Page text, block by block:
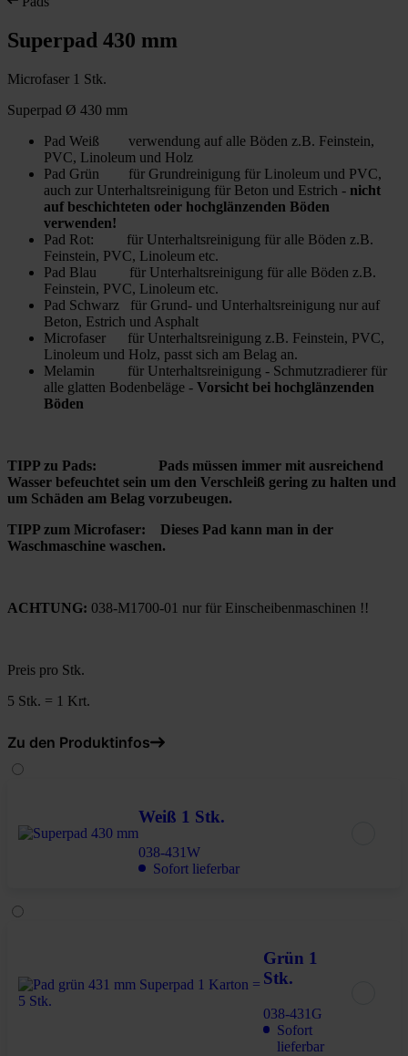
Superpad 430 mm
Microfaser 1 Stk.
Superpad Ø 430 mm
Pad Weiß verwendung auf alle Böden z.B. Feinstein,
PVC, Linoleum und Holz
Pad Grün für Grundreinigung für Linoleum und PVC,
auch zur Unterhaltsreinigung für Beton und Estrich - nicht
auf beschichteten oder hochglänzenden Böden
verwenden!
Pad Rot: für Unterhaltsreinigung für alle Böden z.B.
Feinstein, PVC, Linoleum etc.
Pad Blau für Unterhaltsreinigung für alle Böden z.B.
Feinstein, PVC, Linoleum etc.
Pad Schwarz für Grund- und Unterhaltsreinigung nur auf
Beton, Estrich und Asphalt
Microfaser für Unterhaltsreinigung z.B. Feinstein, PVC,
Linoleum und Holz, passt sich am Belag an.
Melamin für Unterhaltsreinigung - Schmutzradierer für
alle glatten Bodenbeläge - Vorsicht bei hochglänzenden
Böden
TIPP zu Pads: Pads müssen immer mit ausreichend
Wasser befeuchtet sein um den Verschleiß gering zu halten und
um Schäden am Belag vorzubeugen.
TIPP zum Microfaser: Dieses Pad kann man in der
Waschmaschine waschen.
ACHTUNG: 038-M1700-01 nur für Einscheibenmaschinen !!
Preis pro Stk.
5 Stk. = 1 Krt.
Zu den Produktinfos
Weiß 1 Stk.
038-431W
Sofort lieferbar
Grün 1
Stk.
038-431G
Sofort
lieferbar